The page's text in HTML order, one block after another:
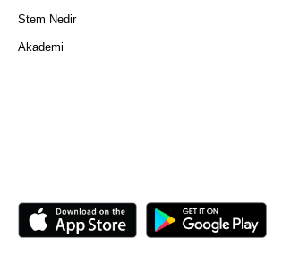
Stem Nedir
Akademi